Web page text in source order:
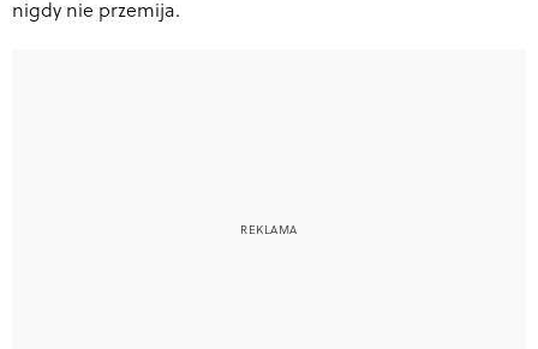
nigdy nie przemija.